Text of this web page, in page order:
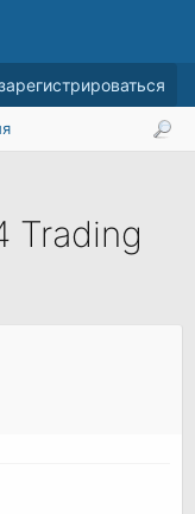
Trading